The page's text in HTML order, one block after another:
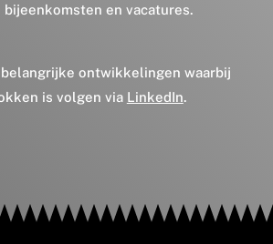
bijeenkomsten en vacatures.
ontwikkelingen waarbij
is volgen via LinkedIn.